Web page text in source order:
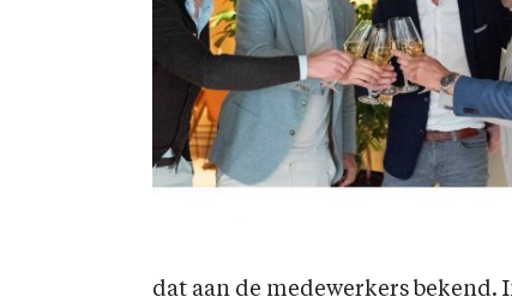
dat aan de medewerkers bekend.